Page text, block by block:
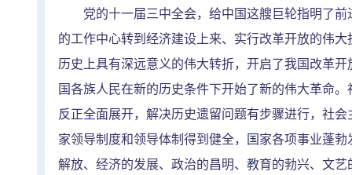
党的十一届三中全会，给中国这艘巨轮指明了前
的工作中心转到经济建设上来、实行改革开放的伟
历史上具有深远意义的伟大转折，开启了我国改革
国各族人民在新的历史条件下开始了新的伟大革命
反正全面展开，解决历史遗留问题有步骤进行，社
家领导制度和领导体制得到健全，国家各项事业蓬
解放、经济的发展、政治的昌明、教育的勃兴、文